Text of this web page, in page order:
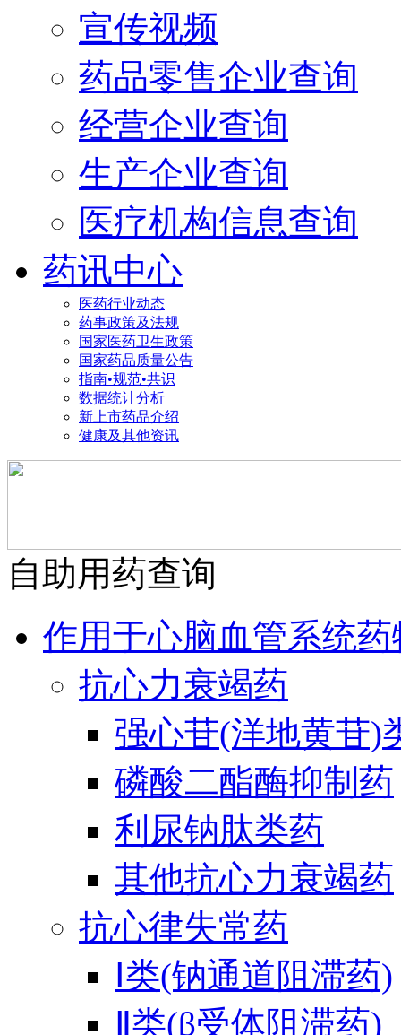
宣传视频
药品零售企业查询
经营企业查询
生产企业查询
医疗机构信息查询
药讯中心
医药行业动态
药事政策及法规
国家医药卫生政策
国家药品质量公告
指南•规范•共识
数据统计分析
新上市药品介绍
健康及其他资讯
自助用药查询
作用于心脑血管系统药
抗心力衰竭药
强心苷(洋地黄苷)
磷酸二酯酶抑制药
利尿钠肽类药
其他抗心力衰竭药
抗心律失常药
Ⅰ类(钠通道阻滞药)
Ⅱ类(β受体阻滞药)